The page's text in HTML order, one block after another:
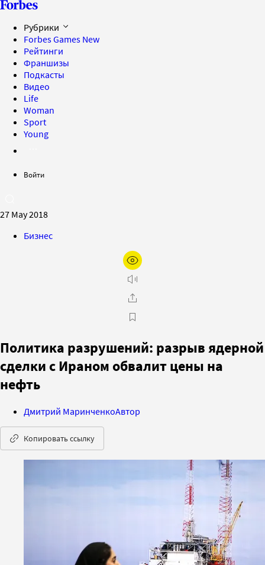
Рубрики
Forbes Games New
Рейтинги
Франшизы
Подкасты
Видео
Life
Woman
Sport
Young
Войти
27 May 2018
Бизнес
Политика разрушений: разрыв ядерной
сделки с Ираном обвалит цены на
нефть
Дмитрий МаринченкоАвтор
Копировать ссылку